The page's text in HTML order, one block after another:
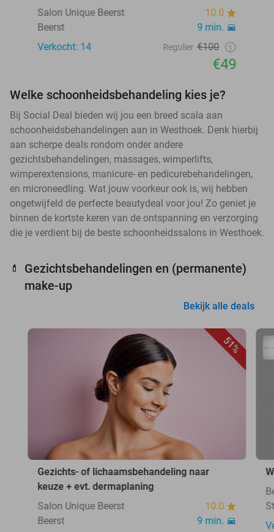
Salon Unique Beerst
10.0
Beerst
9 min.
Verkocht: 14
Regulier €100
€49
Welke schoonheidsbehandeling kies je?
Bij Social Deal bieden wij jou een breed scala aan
schoonheidsbehandelingen aan in Westhoek. Denk hierbij
aan scherpe deals rondom onder andere
gezichtsbehandelingen, massages, wimperlifts,
wimperextensions, manicure- en pedicurebehandelingen,
en microneedling. Wat jouw voorkeur ook is, wij hebben
ongetwijfeld de perfecte beautydeal voor jou! Zo geniet je
binnen de kortste keren van de ontspanning en verzorging
die je verdient bij de beste schoonheidssalons in Westhoek.
💄
Gezichtsbehandelingen en (permanente)
make-up
Bekijk alle deals
51%
Gezichts- of lichaamsbehandeling naar
keuze + evt. dermaplaning
Salon Unique Beerst
10.0
Beerst
9 min.